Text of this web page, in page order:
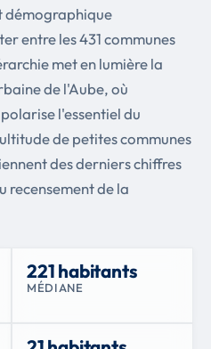
démographique
entre les 431 communes
met en lumière la
de l'Aube, où
l'essentiel du
de petites communes
des derniers chiffres
recensement de la
221 habitants
MÉDIANE